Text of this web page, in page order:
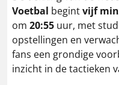
Voetbal begintvijf
om 20:55 uur, met
opstellingen en
fans een grondige
inzicht in de tactieken